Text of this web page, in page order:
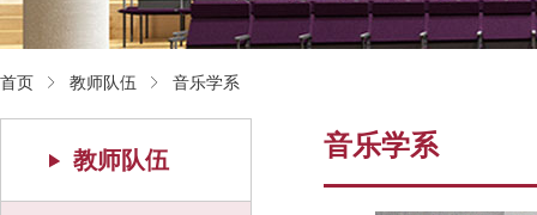
首页 教师队伍 音乐学系
教师队伍 音乐学系